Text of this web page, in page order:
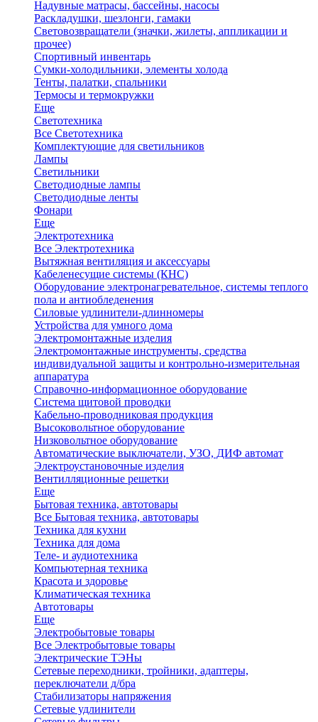
Надувные матрасы, бассейны, насосы
Раскладушки, шезлонги, гамаки
Световозвращатели (значки, жилеты, аппликации и
прочее)
Спортивный инвентарь
Сумки-холодильники, элементы холода
Тенты, палатки, спальники
Термосы и термокружки
Еще
Светотехника
Все Светотехника
Комплектующие для светильников
Лампы
Светильники
Светодиодные лампы
Светодиодные ленты
Фонари
Еще
Электротехника
Все Электротехника
Вытяжная вентиляция и аксессуары
Кабеленесущие системы (КНС)
Оборудование электронагревательное, системы теплого
пола и антиобледенения
Силовые удлинители-длинномеры
Устройства для умного дома
Электромонтажные изделия
Электромонтажные инструменты, средства
индивидуальной защиты и контрольно-измерительная
аппаратура
Справочно-информационное оборудование
Система щитовой проводки
Кабельно-проводниковая продукция
Высоковольтное оборудование
Низковольтное оборудование
Автоматические выключатели, УЗО, ДИФ автомат
Электроустановочные изделия
Вентилляционные решетки
Еще
Бытовая техника, автотовары
Все Бытовая техника, автотовары
Техника для кухни
Техника для дома
Теле- и аудиотехника
Компьютерная техника
Красота и здоровье
Климатическая техника
Автотовары
Еще
Электробытовые товары
Все Электробытовые товары
Электрические ТЭНы
Сетевые переходники, тройники, адаптеры,
переключатели д/бра
Стабилизаторы напряжения
Сетевые удлинители